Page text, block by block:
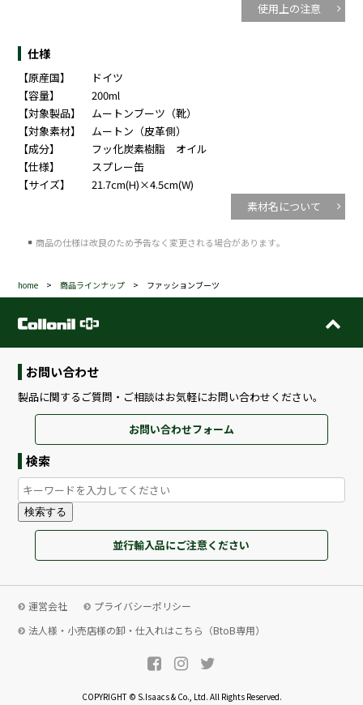
使用上の注意
仕様
【原産国】
ドイツ
【容量】
200ml
【対象製品】
ムートンブーツ（靴）
【対象素材】
ムートン（皮革側）
【成分】
フッ化炭素樹脂 オイル
【仕様】
スプレー缶
【サイズ】
21.7cm(H)×4.5cm(W)
素材名について
商品の仕様は改良のため予告なく変更される場合があります｡
home >商品ラインナップ > ファッションブーツ
お問い合わせ
製品に関するご質問・ご相談はお気軽にお問い合わせください。
お問い合わせフォーム
検索
検索する
並行輸入品にご注意ください
運営会社
プライバシーポリシー
法人様・小売店様の卸・仕入れはこちら（BtoB専用）
COPYRIGHT © S.Isaacs & Co., Ltd. All Rights Reserved.